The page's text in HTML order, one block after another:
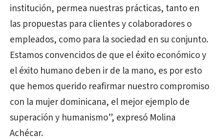
institución, permea nuestras prácticas, tanto en
las propuestas para clientes y colaboradores o
empleados, como para la sociedad en su conjunto.
Estamos convencidos de que el éxito económico y
el éxito humano deben ir de la mano, es por esto
que hemos querido reafirmar nuestro compromiso
con la mujer dominicana, el mejor ejemplo de
superación y humanismo”, expresó Molina
Achécar.